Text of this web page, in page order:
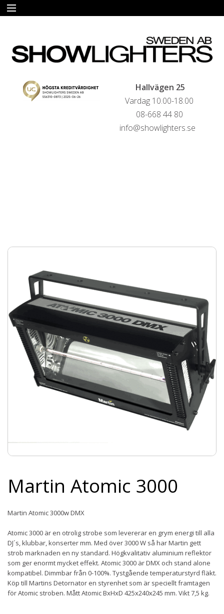
Hallvägen 25
Vardag 10.00-18.00
08-668 44 80
info@showlighters.se
HYRA
FÖRSÄLJNING
LIVESTREAMINGTJÄNSTER
Martin Atomic 3000
Martin Atomic 3000w DMX
Atomic 3000 är en otrolig strobe som levererar en grym energi till alla
DJ´s, klubbar, konserter mm. Med över 3000 W så har Martin gett
strob marknaden en ny standard. Högkvalitativ aluminium reflektor
som ger enormt mycket effekt. Atomic 3000 är DMX och stand alone
kompatibel. Dimmbar från 0-100%. Tystgående temperaturstyrd fläkt.
Köp till Martins Detornator en styrenhet som är speciellt framtagen
för Atomic stroben. Mått Atomic BxHxD 425x240x245 mm. Vikt 7,5 kg.